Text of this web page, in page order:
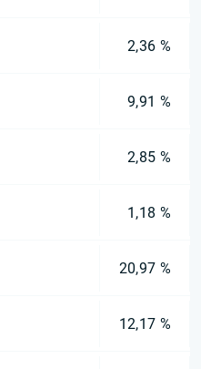
2,36 %
9,91 %
2,85 %
1,18 %
20,97 %
12,17 %